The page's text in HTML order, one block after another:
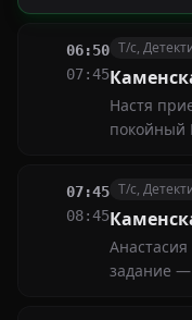
сама
06:50
07:45
Т/с,
Настя
покойный
здесь
детьми-
07:45
08:45
Т/с,
задание —